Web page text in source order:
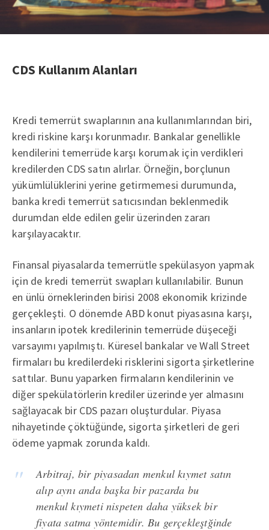
CDS Kullanım Alanları
Kredi temerrüt swaplarının ana kullanımlarından biri,
kredi riskine karşı korunmadır. Bankalar genellikle
kendilerini temerrüde karşı korumak için verdikleri
kredilerden CDS satın alırlar. Örneğin, borçlunun
yükümlülüklerini yerine getirmemesi durumunda,
banka kredi temerrüt satıcısından beklenmedik
durumdan elde edilen gelir üzerinden zararı
karşılayacaktır.
Finansal piyasalarda temerrütle spekülasyon yapmak
için de kredi temerrüt swapları kullanılabilir. Bunun
en ünlü örneklerinden birisi 2008 ekonomik krizinde
gerçekleşti. O dönemde ABD konut piyasasına karşı,
insanların ipotek kredilerinin temerrüde düşeceği
varsayımı yapılmıştı. Küresel bankalar ve Wall Street
firmaları bu kredilerdeki risklerini sigorta şirketlerine
sattılar. Bunu yaparken firmaların kendilerinin ve
diğer spekülatörlerin krediler üzerinde yer almasını
sağlayacak bir CDS pazarı oluşturdular. Piyasa
nihayetinde çöktüğünde, sigorta şirketleri de geri
ödeme yapmak zorunda kaldı.
Arbitraj, bir piyasadan menkul kıymet satın
alıp aynı anda başka bir pazarda bu
menkul kıymeti nispeten daha yüksek bir
fiyata satma yöntemidir. Bu gerçekleştğinde